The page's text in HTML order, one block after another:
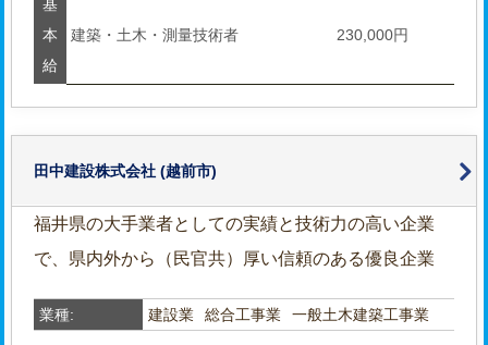
基
本
給
建築・土木・測量技術者 230,000円
田中建設株式会社 (越前市)
福井県の大手業者としての実績と技術力の高い企業
で、県内外から（民官共）厚い信頼のある優良企業
業種: 建設業 総合工事業 一般土木建築工事業